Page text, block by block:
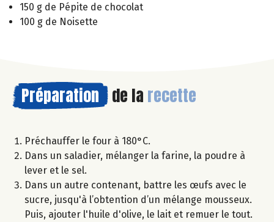
150 g de Pépite de chocolat
100 g de Noisette
Préparation de la recette
Préchauffer le four à 180°C.
Dans un saladier, mélanger la farine, la poudre à
lever et le sel.
Dans un autre contenant, battre les œufs avec le
sucre, jusqu'à l’obtention d’un mélange mousseux.
Puis, ajouter l'huile d'olive, le lait et remuer le tout.